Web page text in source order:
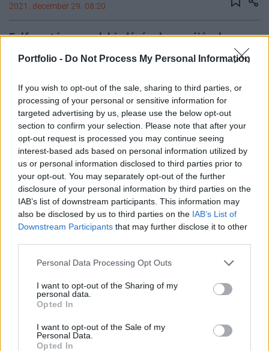
Portfolio - Do Not Process My Personal Information
If you wish to opt-out of the sale, sharing to third parties, or
processing of your personal or sensitive information for
targeted advertising by us, please use the below opt-out
section to confirm your selection. Please note that after your
opt-out request is processed you may continue seeing
interest-based ads based on personal information utilized by
us or personal information disclosed to third parties prior to
your opt-out. You may separately opt-out of the further
disclosure of your personal information by third parties on the
IAB’s list of downstream participants. This information may
also be disclosed by us to third parties on the IAB’s List of
Downstream Participants that may further disclose it to other
Personal Data Processing Opt Outs
I want to opt-out of the Sharing of my
personal data.
Opted In
I want to opt-out of the Sale of my
Personal Data.
Opted In
2021. december 29. 08:20
Felforgató anyagok kiadásának gyanújával
őrizetbe vették a hongkongi ellenzéki körökben
jelenlegi főszerkesztőjét, valamint több, a
portálhoz köthető embert szerdán Hongkongban –
adta hírül internetes kiadásában a South China
Morning Post (SCMP) című hongkongi lap.
Az őrizetbe vettek között a volt és jelenlegi főszerkesztőn
kívül az igazgatótanács négy korábbi tagja, valamint egy
újságíró van. Hat embert az otthonából vittek el kora reggel,
míg egy ember, a már megszűnt Apple Daily hongkongi lap
volt szerkesztője korábban került őrizetbe. A portál egyik
helyettes szerkesztőjét pedig kihallgatásra vitték be. A
szerda reggeli akcióban...
KEDVES OLVASÓNK!
A keresett cikk a portfolio.hu hírarchívumához
regisztrációhoz kötött.